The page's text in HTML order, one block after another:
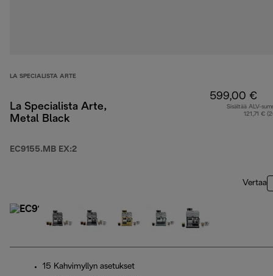
LA SPECIALISTA ARTE
La Specialista Arte,
Metal Black
EC9155.MB EX:2
599,00 €
Sisältää ALV-
121,71 €
Vertaa
15 Kahvimyllyn asetukset